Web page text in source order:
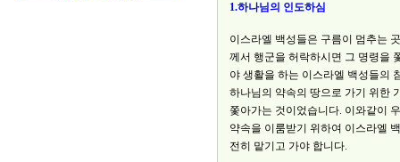
1.하나님의 인도하심
이스라엘 백성들은 구름이 멈추는
께서 행군을 허락하시면 그 명령을
야 생활을 하는 이스라엘 백성들의
하나님의 약속의 땅으로 가기 위한
쫓아가는 것이었습니다. 이와같이
약속을 이룸받기 위하여 이스라엘
전히 맡기고 가야 합니다.